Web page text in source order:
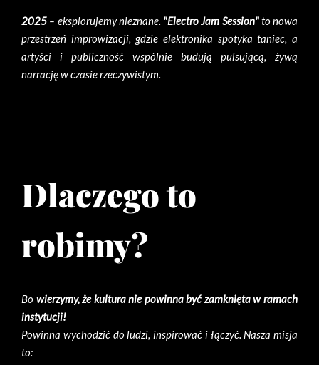
2025 – eksplorujemy nieznane. "Electro Jam Session"to nowa
przestrzeń improwizacji, gdzie elektronika spotyka taniec, a
artyści i publiczność wspólnie budują pulsującą, żywą
narrację w czasie rzeczywistym.
Dlaczego to
robimy?
Bo wierzymy, że kultura nie powinna być zamknięta w ramach
instytucji!
Powinna wychodzić do ludzi, inspirować i łączyć. Nasza misja
to: